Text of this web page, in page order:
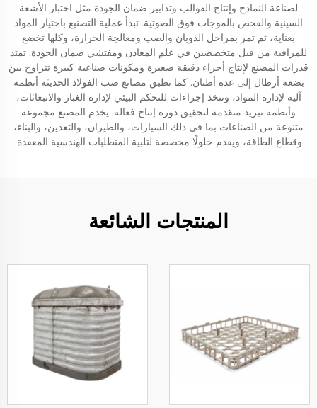
لصناعة النماذج وإنتاج القوالب وتدابير ضمان الجودة مثل اختبار الأشعة
السينية والفحص بالموجات فوق الصوتية. تبدأ عملية التصنيع باختيار المواد
بعناية، ثم تمر بمراحل الذوبان والصب ومعالجة الحرارة، وكلها تخضع
للمراقبة من قبل متخصصين في علم المعادن ومفتشي ضمان الجودة. تمتد
قدرات المصنع لإنتاج أجزاء دقيقة صغيرة ومكونات صناعية كبيرة تتراوح بين
بضعة أرطال إلى عدة أطنان. كما تطبق مصانع صب الفولاذ الحديثة أنظمة
آلية لإدارة المواد، وتتخذ إجراءات للتحكم البيئي لإدارة الغبار والانبعاثات،
وأنظمة تبريد متقدمة لتحقيق دورة إنتاج فعالة. يخدم المصنع مجموعة
متنوعة من الصناعات بما في ذلك السيارات، والطيران، والتعدين، والبناء،
وقطاع الطاقة، ويقدم حلولًا مخصصة لتلبية المتطلبات الهندسية المعقدة.
المنتجات الشائعة